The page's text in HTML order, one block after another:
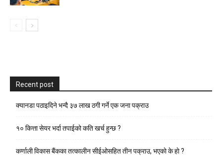
Recent post
क्यानडा पठाइदिने भन्दै ३७ लाख ठगी गर्ने एक जना पक्राउ
१० कित्ता सेयर भर्दा तपाईको कति खर्च हुन्छ ?
कर्णाली विकास बैंकका तत्कालीन सीईओसहित तीन पक्राउ, भएकाे के हाे ?